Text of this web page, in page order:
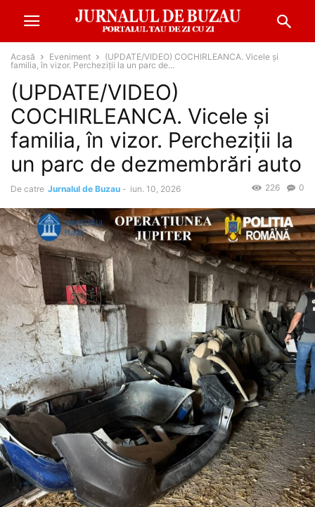
Acasă Eveniment
(UPDATE/VIDEO) COCHIRLEANCA. Vicele și
familia, în vizor. Percheziții la un parc de...
(UPDATE/VIDEO)
COCHIRLEANCA. Vicele și
familia, în vizor. Percheziții la
un parc de dezmembrări auto
De catre Jurnalul de Buzau - iun. 10, 2026 0
226